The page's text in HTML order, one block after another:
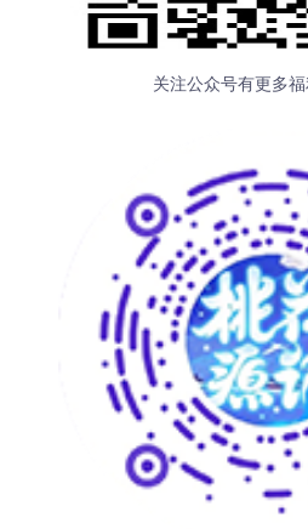
关注公众号有更多